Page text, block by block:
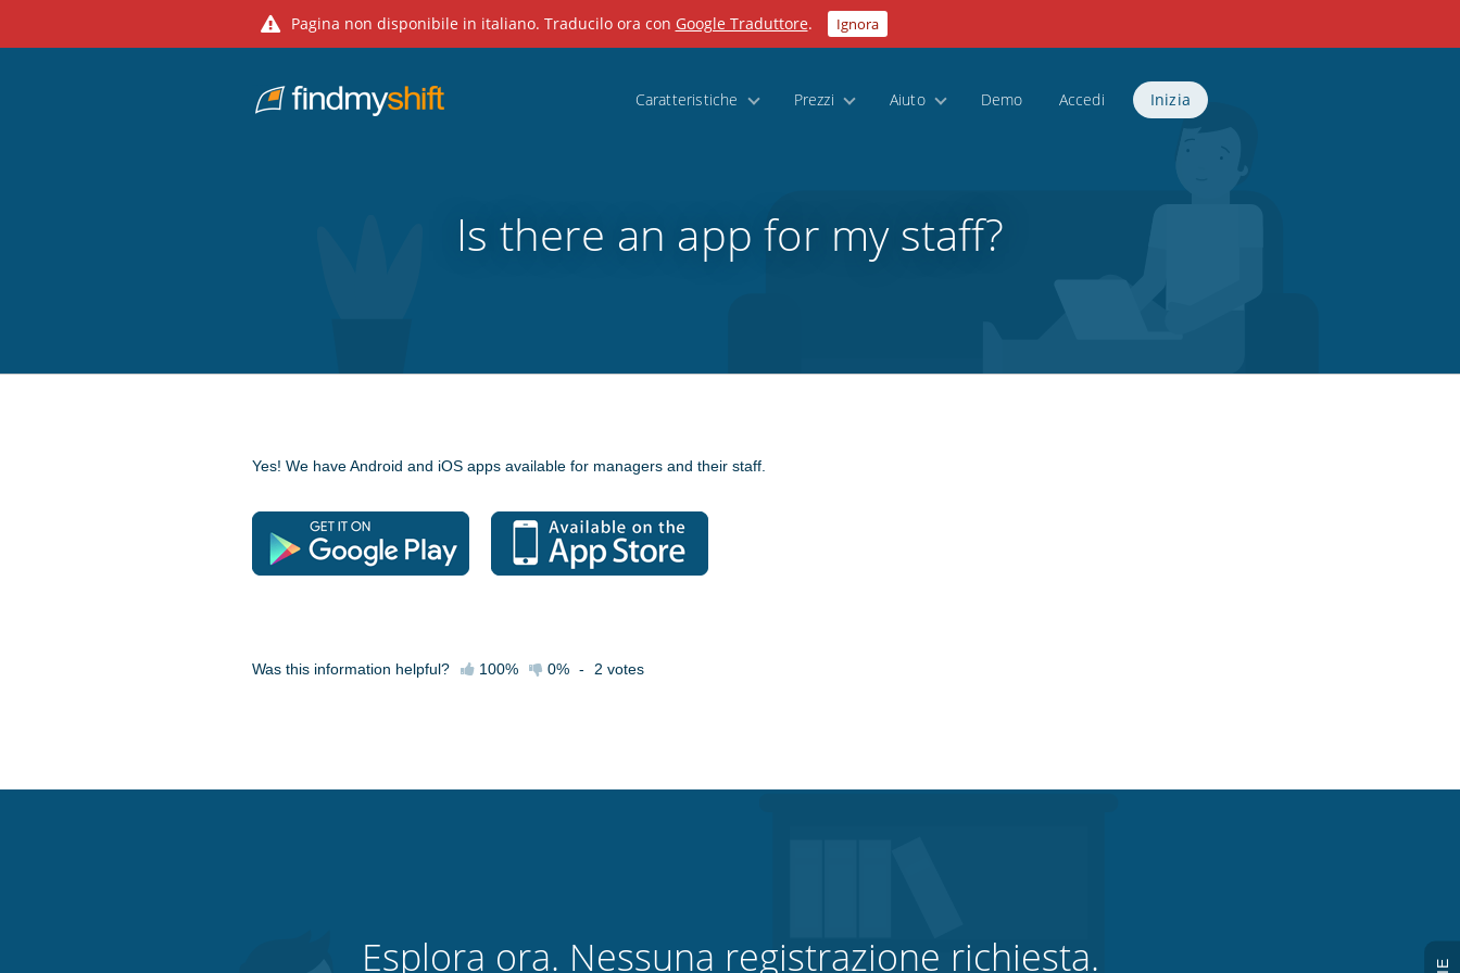
Pagina non disponibile in italiano. Traducilo ora con Google Traduttore. Ignora
Home Caratteristiche Prezzi Aiuto Demo Accedi Inizia
Is there an app for my staff?
Yes! We have Android and iOS apps available for managers and their staff.
Was this information helpful? 100% 0% - 2 votes
Esplora ora. Nessuna registrazione richiesta.